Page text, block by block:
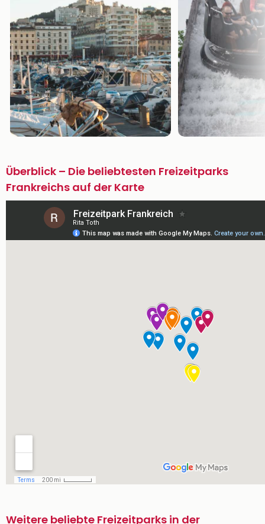
Überblick – Die beliebtesten Freizeitparks
Frankreichs auf der Karte
Weitere beliebte Freizeitparks in der